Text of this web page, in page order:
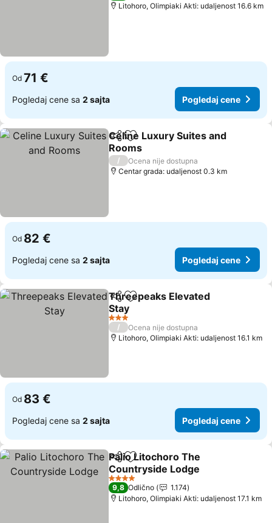
Litohoro, Olimpiaki Akti: udaljenost 16.6 km
Od 71 €
Pogledaj cene sa 2 sajta Pogledaj cene
Deli Dodati u favorite
Celine Luxury Suites and
Rooms
Pogledaj cene
/
Ocena nije dostupna
Centar grada: udaljenost 0.3 km
Od 82 €
Pogledaj cene sa 2 sajta Pogledaj cene
Deli Dodati u favorite
Threepeaks Elevated
Stay
Pogledaj cene
3 Zvezdice
/
Ocena nije dostupna
Litohoro, Olimpiaki Akti: udaljenost 16.1 km
Od 83 €
Pogledaj cene sa 2 sajta Pogledaj cene
Deli Dodati u favorite
Palio Litochoro The
Countryside Lodge
Pogledaj cene
4 Zvezdice
9,8 Odlično
1.174
Litohoro, Olimpiaki Akti: udaljenost 17.1 km